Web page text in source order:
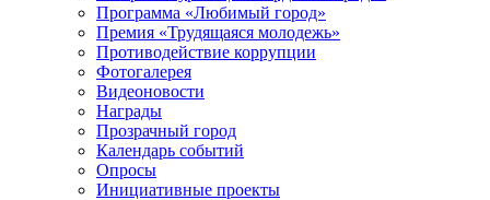
Программа «Любимый город»
Премия «Трудящаяся молодежь»
Противодействие коррупции
Фотогалерея
Видеоновости
Награды
Прозрачный город
Календарь событий
Опросы
Инициативные проекты